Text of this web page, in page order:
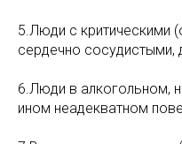
5.Люди с критическими
сердечно сосудистыми,
6.Люди в алкогольном,
ином неадекватном